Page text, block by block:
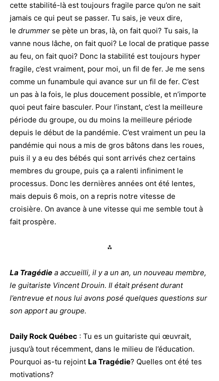
cette stabilité-là est toujours fragile parce qu’on ne sait
jamais ce qui peut se passer. Tu sais, je veux dire,
le drummer se pète un bras, là, on fait quoi? Tu sais, la
vanne nous lâche, on fait quoi? Le local de pratique passe
au feu, on fait quoi? Donc la stabilité est toujours hyper
fragile, c’est vraiment, pour moi, un fil de fer. Je me sens
comme un funambule qui avance sur un fil de fer. C’est
un pas à la fois, le plus doucement possible, et n’importe
quoi peut faire basculer. Pour l’instant, c’est la meilleure
période du groupe, ou du moins la meilleure période
depuis le début de la pandémie. C’est vraiment un peu la
pandémie qui nous a mis de gros bâtons dans les roues,
puis il y a eu des bébés qui sont arrivés chez certains
membres du groupe, puis ça a ralenti infiniment le
processus. Donc les dernières années ont été lentes,
mais depuis 6 mois, on a repris notre vitesse de
croisière. On avance à une vitesse qui me semble tout à
fait prospère.
⁂
La Tragédie a accueilli, il y a un an, un nouveau membre,
le guitariste Vincent Drouin. Il était présent durant
l’entrevue et nous lui avons posé quelques questions sur
son apport au groupe.
Daily Rock Québec : Tu es un guitariste qui œuvrait,
jusqu’à tout récemment, dans le milieu de l’éducation.
Pourquoi as-tu rejoint La Tragédie? Quelles ont été tes
motivations?